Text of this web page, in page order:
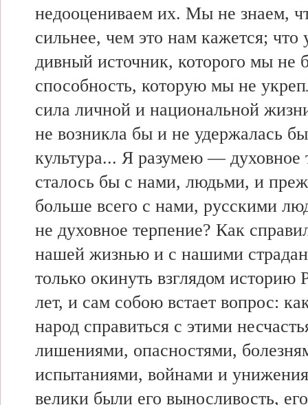
недооцениваем их. Мы не знаем,
сильнее, чем это нам кажется; что
дивный источник, которого мы не
способность, которую мы не
сила личной и национальной
не возникла бы и не удержалась
культура... Я разумею — духовное
сталось бы с нами, людьми, и
больше всего с нами, русскими
не духовное терпение? Как
нашей жизнью и с нашими
только окинуть взглядом историю
лет, и сам собою встает вопрос:
народ справиться с этими
лишениями, опасностями,
испытаниями, войнами и
велики были его выносливость,